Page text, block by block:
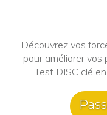
Découvrez vos
pour améliorer vos
Test DISC clé